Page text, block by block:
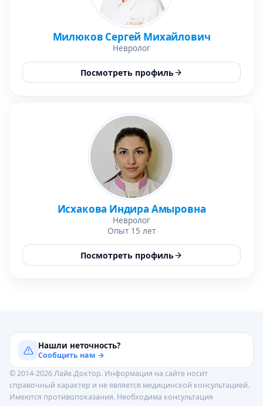
Милюков Сергей Михайлович
Невролог
Посмотреть профиль
Исхакова Индира Амыровна
Невролог
Опыт 15 лет
Посмотреть профиль
Нашли неточность?
Сообщить нам →
© 2014-2026 Лайк.Доктор. Информация на сайте носит
справочный характер и не является медицинской консультацией.
Имеются противопоказания. Необходима консультация